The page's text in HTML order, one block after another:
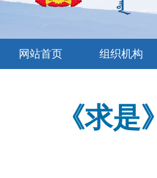
网站首页 组织机构
《求